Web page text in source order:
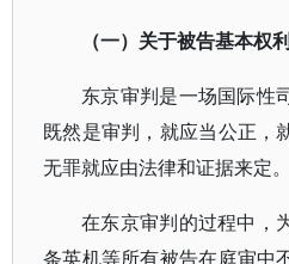
（一）关于被告基本权
东京审判是一场国际性
既然是审判，就应当公正，
无罪就应由法律和证据来定。
在东京审判的过程中，
条英机等所有被告在庭审中